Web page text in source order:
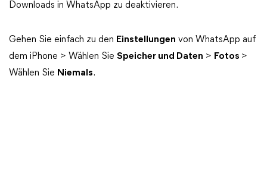
Downloads in WhatsApp zu deaktivieren.
Gehen Sie einfach zu den Einstellungen von WhatsApp auf
dem iPhone > Wählen Sie Speicher und Daten > Fotos >
Wählen Sie Niemals.